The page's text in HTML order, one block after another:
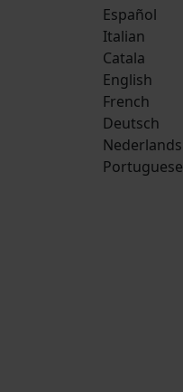
Español
Italian
Catala
English
French
Deutsch
Nederlands
Portuguese